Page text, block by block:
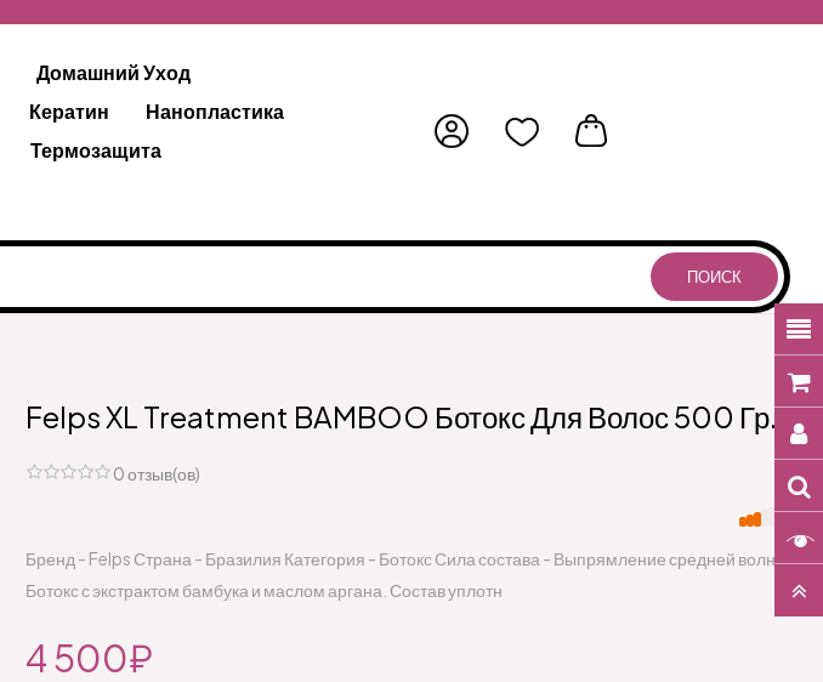
Домашний Уход
Кератин
Нанопластика
Термозащита
ПОИСК
Felps XL Treatment BAMBOO Ботокс Для Волос 500 Гр.
0 отзыв(ов)
Бренд - Felps Страна - Бразилия Категория - Ботокс Сила состава - Выпрямление средней волны
Ботокс с экстрактом бамбука и маслом аргана. Состав уплотн
4 500₽